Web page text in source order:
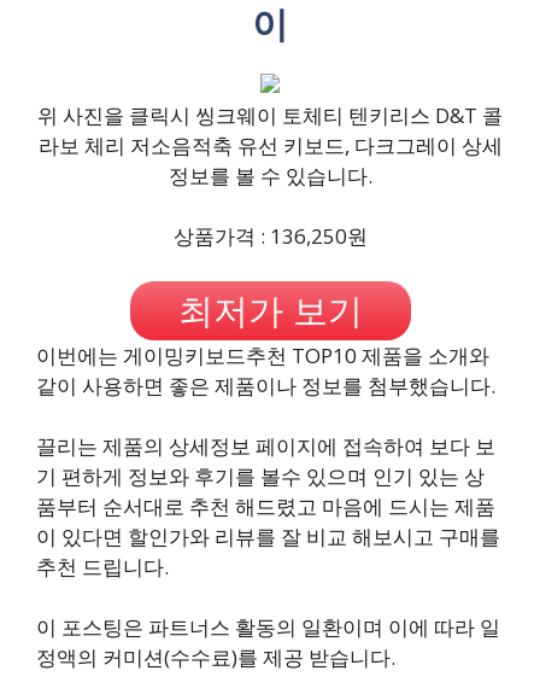
이
위 사진을 클릭시 씽크웨이 토체티 텐키리스 D&T 콜
라보 체리 저소음적축 유선 키보드, 다크그레이 상세
정보를 볼 수 있습니다.
상품가격 : 136,250원
최저가 보기
이번에는 게이밍키보드추천 TOP10 제품을 소개와
같이 사용하면 좋은 제품이나 정보를 첨부했습니다.
끌리는 제품의 상세정보 페이지에 접속하여 보다 보
기 편하게 정보와 후기를 볼수 있으며 인기 있는 상
품부터 순서대로 추천 해드렸고 마음에 드시는 제품
이 있다면 할인가와 리뷰를 잘 비교 해보시고 구매를
추천 드립니다.
이 포스팅은 파트너스 활동의 일환이며 이에 따라 일
정액의 커미션(수수료)를 제공 받습니다.